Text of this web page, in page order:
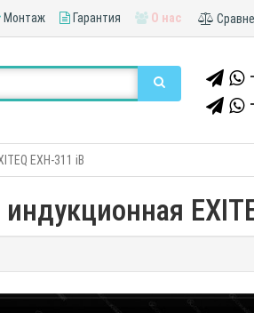
Монтаж Гарантия О нас
EXH-311 iB